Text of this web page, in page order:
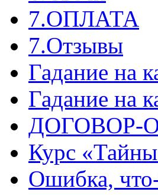
7.ОПЛАТА
7.Отзывы
Гадание на
Гадание на
ДОГОВОР-
Курс «Тайны
Ошибка,